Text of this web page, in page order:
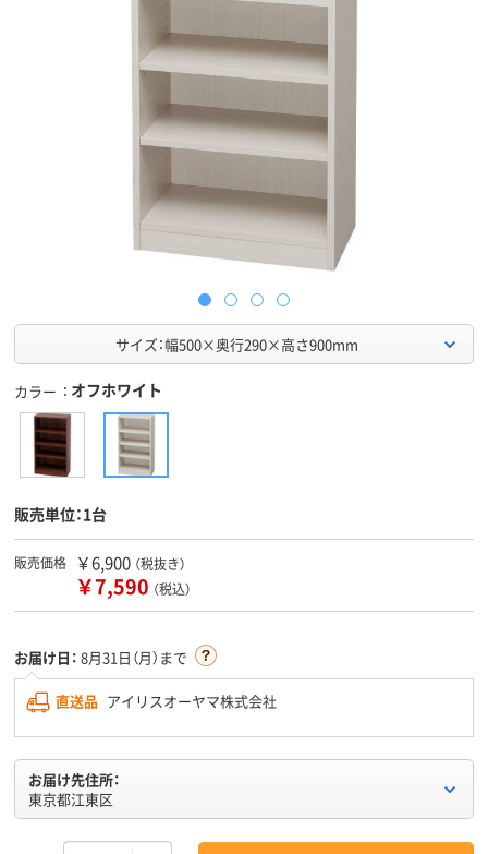
サイズ：幅500×奥行290×高さ900mm
カラー オフホワイト
販売単位：1台
販売価格 ￥6,900 （税抜き）
￥7,590 （税込）
お届け日： 8月31日（月）まで
直送品 アイリスオーヤマ株式会社
お届け先住所：
東京都江東区